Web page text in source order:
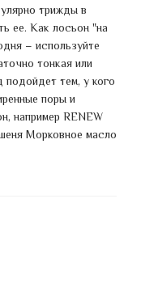
трижды в
ее. Как лосьон "на
– используйте
тонкая или
тем, у кого
поры и
например RENEW
Морковное масло